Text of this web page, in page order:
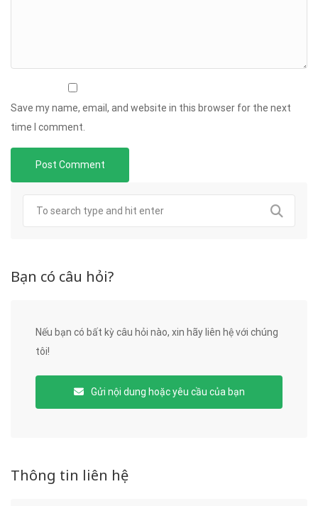
Save my name, email, and website in this browser for the next
time I comment.
Bạn có câu hỏi?
Nếu bạn có bất kỳ câu hỏi nào, xin hãy liên hệ với chúng
tôi!
Gửi nội dung hoặc yêu cầu của bạn
Thông tin liên hệ